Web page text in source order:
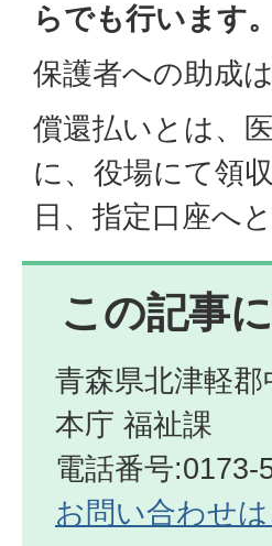
らでも行います。
保護者への助成
償還払いとは、
に、役場にて領
日、指定口座へ
この記事
青森県北津軽
本庁 福祉課
電話番号:0173-
お問い合わせ